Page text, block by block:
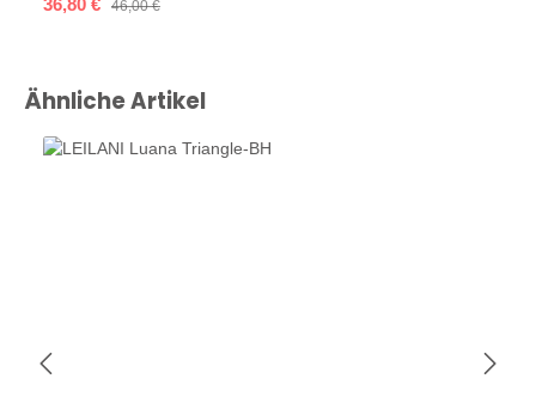
Verkaufspreis:
36,80 € Regulärer Preis:
46,00 €
Produktgalerie überspringen
Ähnliche Artikel